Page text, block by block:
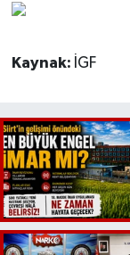
Kaynak: İGF